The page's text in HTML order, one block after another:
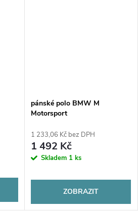
pánské polo BMW M
Motorsport
1 233,06 Kč bez DPH
1 492 Kč
Skladem 1 ks
ZOBRAZIT